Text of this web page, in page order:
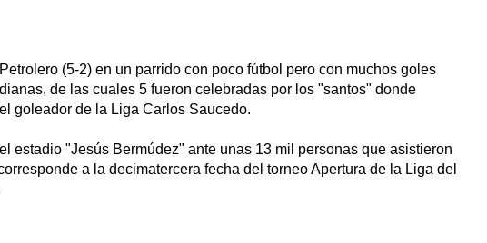
(5-2) en un parrido con poco fútbol pero con muchos goles
de las cuales 5 fueron celebradas por los "santos" donde
goleador de la Liga Carlos Saucedo.
estadio "Jesús Bermúdez" ante unas 13 mil personas que asistieron
a la decimatercera fecha del torneo Apertura de la Liga del